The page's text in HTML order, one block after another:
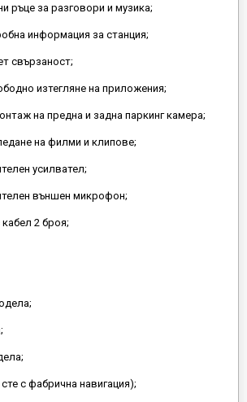
ръце за разговори и музика;
информация за станция;
свързаност;
изтегляне на приложения;
на предна и задна паркинг камера;
на филми и клипове;
усилвател;
външен микрофон;
2 броя;
с фабрична навигация);